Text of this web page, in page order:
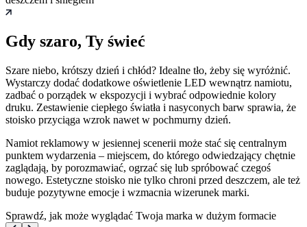
Gdy szaro, Ty świeć
Szare niebo, krótszy dzień i chłód? Idealne tło, żeby się wyróżnić.
Wystarczy dodać dodatkowe oświetlenie LED wewnątrz namiotu,
zadbać o porządek w ekspozycji i wybrać odpowiednie kolory
druku. Zestawienie ciepłego światła i nasyconych barw sprawia, że
stoisko przyciąga wzrok nawet w pochmurny dzień.
Namiot reklamowy w jesiennej scenerii może stać się centralnym
punktem wydarzenia – miejscem, do którego odwiedzający chętnie
zaglądają, by porozmawiać, ogrzać się lub spróbować czegoś
nowego. Estetyczne stoisko nie tylko chroni przed deszczem, ale też
buduje pozytywne emocje i wzmacnia wizerunek marki.
Sprawdź, jak może wyglądać Twoja marka w dużym formacie